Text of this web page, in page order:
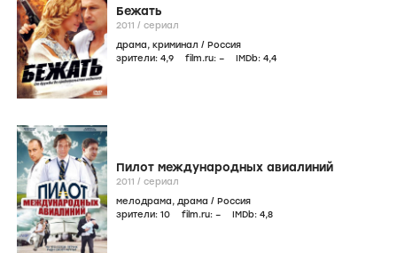
Бежать
2011 / сериал
драма, криминал / Россия
зрители: 4,9 film.ru: – IMDb: 4,4
Пилот международных авиалиний
2011 / сериал
мелодрама, драма / Россия
зрители: 10 film.ru: – IMDb: 4,8